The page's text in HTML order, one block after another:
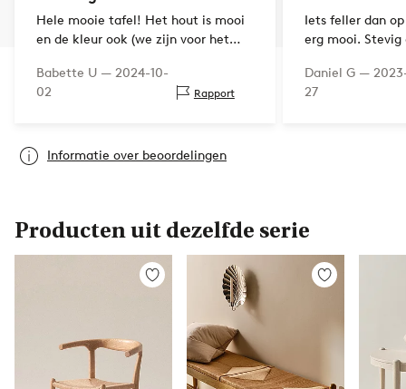
Hele mooie tafel! Het hout is mooi
en de kleur ook (we zijn voor het
een risico maar het is het helemaal
waard)
Babette U — 2024-10-
02
Rapport
Iets feller dan
erg mooi.
Daniel G —
27
Informatie over beoordelingen
Producten uit dezelfde serie
Toevoegen
Toevoegen